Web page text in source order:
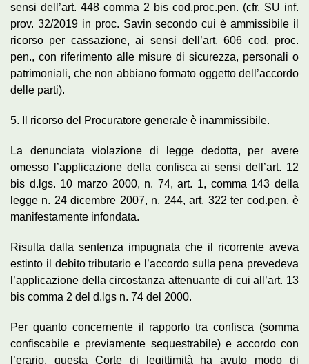
sensi dell’art. 448 comma 2 bis cod.proc.pen. (cfr. SU inf.
prov. 32/2019 in proc. Savin secondo cui è ammissibile il
ricorso per cassazione, ai sensi dell’art. 606 cod. proc.
pen., con riferimento alle misure di sicurezza, personali o
patrimoniali, che non abbiano formato oggetto dell’accordo
delle parti).
5. Il ricorso del Procuratore generale è inammissibile.
La denunciata violazione di legge dedotta, per avere
omesso l’applicazione della confisca ai sensi dell’art. 12
bis d.lgs. 10 marzo 2000, n. 74, art. 1, comma 143 della
legge n. 24 dicembre 2007, n. 244, art. 322 ter cod.pen. è
manifestamente infondata.
Risulta dalla sentenza impugnata che il ricorrente aveva
estinto il debito tributario e l’accordo sulla pena prevedeva
l’applicazione della circostanza attenuante di cui all’art. 13
bis comma 2 del d.lgs n. 74 del 2000.
Per quanto concernente il rapporto tra confisca (somma
confiscabile e previamente sequestrabile) e accordo con
l’erario, questa Corte di legittimità ha avuto modo di